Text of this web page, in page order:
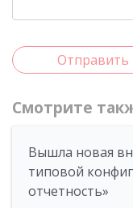
Отправить
Смотрите
Вышла новая
типовой
отчетность»